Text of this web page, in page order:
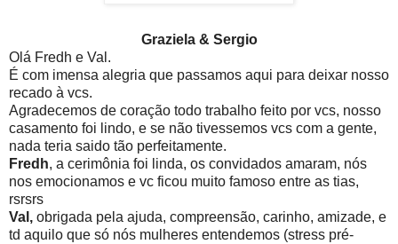
Graziela & Sergio
Olá Fredh e Val.
É com imensa alegria que passamos aqui para deixar nosso
recado à vcs.
Agradecemos de coração todo trabalho feito por vcs, nosso
casamento foi lindo, e se não tivessemos vcs com a gente,
nada teria saido tão perfeitamente.
Fredh, a cerimônia foi linda, os convidados amaram, nós
nos emocionamos e vc ficou muito famoso entre as tias,
rsrsrs
Val, obrigada pela ajuda, compreensão, carinho, amizade, e
td aquilo que só nós mulheres entendemos (stress pré-